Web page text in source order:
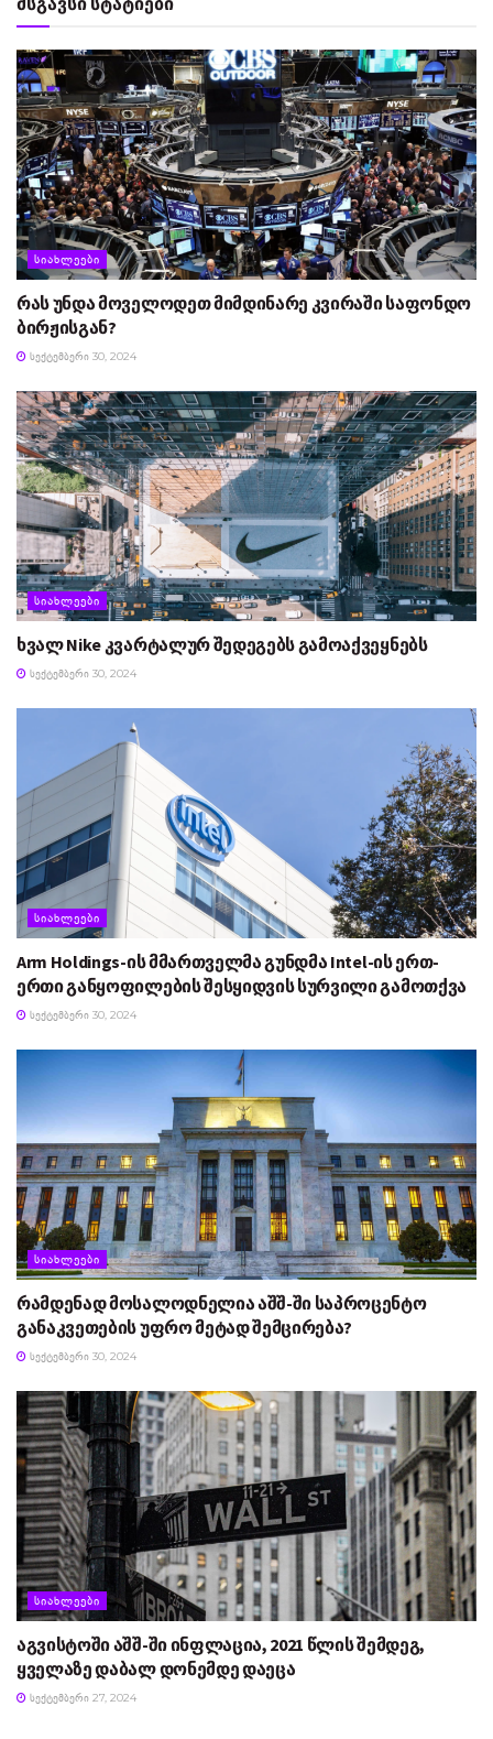
ᲡᲘᲐᲮᲚᲔᲔᲑᲘ
რას უნდა მოველოდეთ მიმდინარე კვირაში საფონდო
ბირჟისგან?
ᲡᲔᲥᲢᲔᲛᲑᲔᲠᲘ 30, 2024
ᲡᲘᲐᲮᲚᲔᲔᲑᲘ
ხვალ Nike კვარტალურ შედეგებს გამოაქვეყნებს
ᲡᲔᲥᲢᲔᲛᲑᲔᲠᲘ 30, 2024
ᲡᲘᲐᲮᲚᲔᲔᲑᲘ
Arm Holdings-ის მმართველმა გუნდმა Intel-ის ერთ-
ერთი განყოფილების შესყიდვის სურვილი გამოთქვა
ᲡᲔᲥᲢᲔᲛᲑᲔᲠᲘ 30, 2024
ᲡᲘᲐᲮᲚᲔᲔᲑᲘ
რამდენად მოსალოდნელია აშშ-ში საპროცენტო
განაკვეთების უფრო მეტად შემცირება?
ᲡᲔᲥᲢᲔᲛᲑᲔᲠᲘ 30, 2024
ᲡᲘᲐᲮᲚᲔᲔᲑᲘ
აგვისტოში აშშ-ში ინფლაცია, 2021 წლის შემდეგ,
ყველაზე დაბალ დონემდე დაეცა
ᲡᲔᲥᲢᲔᲛᲑᲔᲠᲘ 27, 2024